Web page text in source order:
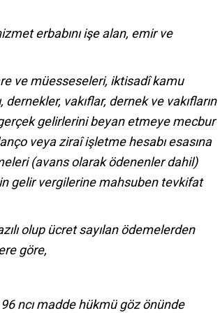
erbabını işe alan, emir ve
ve müesseseleri, iktisadî kamu
vakıflar, dernek ve vakıfların
gelirlerini beyan etmeye mecbur
veya ziraî işletme hesabı esasına
(avans olarak ödenenler dahil)
gelir vergilerine mahsuben tevkifat
olup ücret sayılan ödemelerden
göre,
96 ncı madde hükmü göz önünde